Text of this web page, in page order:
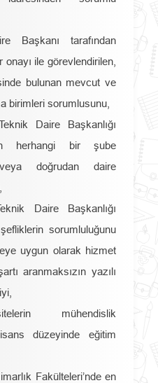
Başkanı tarafından
ile görevlendirilen,
bulunan mevcut ve
birimleri sorumlusunu,
Daire Başkanlığı
herhangi bir şube
doğrudan daire
Daire Başkanlığı
sorumluluğunu
uygun olarak hizmet
aranmaksızın yazılı
mühendislik
düzeyinde eğitim
Fakülteleri’nde en